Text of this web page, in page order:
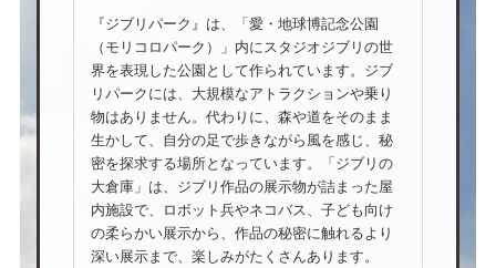
『ジブリパーク』は、「愛・地球博記念公園
（モリコロパーク）」内にスタジオジブリの世
界を表現した公園として作られています。ジブ
リパークには、大規模なアトラクションや乗り
物はありません。代わりに、森や道をそのまま
生かして、自分の足で歩きながら風を感じ、秘
密を探求する場所となっています。「ジブリの
大倉庫」は、ジブリ作品の展示物が詰まった屋
内施設で、ロボット兵やネコバス、子ども向け
の柔らかい展示から、作品の秘密に触れるより
深い展示まで、楽しみがたくさんあります。